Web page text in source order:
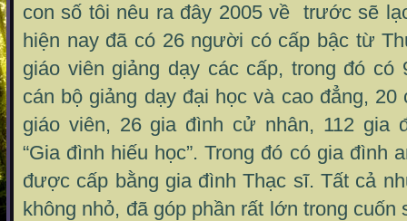
con số tôi nêu ra đây 2005 về trước sẽ
hiện nay đã có 26 người có cấp bậc từ
giáo viên giảng dạy các cấp, trong đó
cán bộ giảng dạy đại học và cao đẳng,
giáo viên, 26 gia đình cử nhân, 112 gia
“Gia đình hiếu học”. Trong đó có gia đình
được cấp bằng gia đình Thạc sĩ. Tất cả
không nhỏ, đã góp phần rất lớn trong cuốn